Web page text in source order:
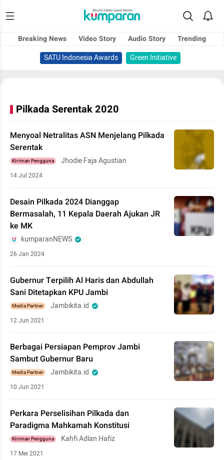
Breaking News Video Story Audio Story
Trending
SATU Indonesia Awards
Green Initiative
Pilkada Serentak 2020
Menyoal Netralitas ASN Menjelang Pilkada
Serentak
Kiriman Pengguna Jhodie Faja Agustian
14 Jul 2024
Desain Pilkada 2024 Dianggap
Bermasalah, 11 Kepala Daerah Ajukan JR
ke MK
kumparanNEWS
26 Jan 2024
Gubernur Terpilih Al Haris dan Abdullah
Sani Ditetapkan KPU Jambi
Media Partner Jambikita.id
12 Jun 2021
Berbagai Persiapan Pemprov Jambi
Sambut Gubernur Baru
Media Partner Jambikita.id
10 Jun 2021
Perkara Perselisihan Pilkada dan
Paradigma Mahkamah Konstitusi
Kiriman Pengguna Kahfi Adlan Hafiz
17 Mei 2021